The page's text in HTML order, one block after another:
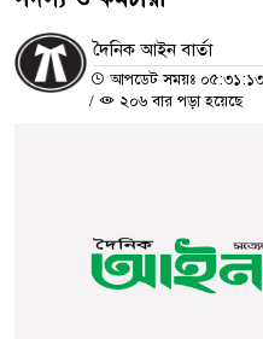
দৈনিক আইন বার্তা
আপডেট সময়ঃ ০৫:৩১:১৩
/
২০৬ বার পড়া হয়েছে